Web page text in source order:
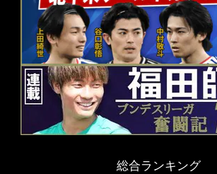
総合ランキング